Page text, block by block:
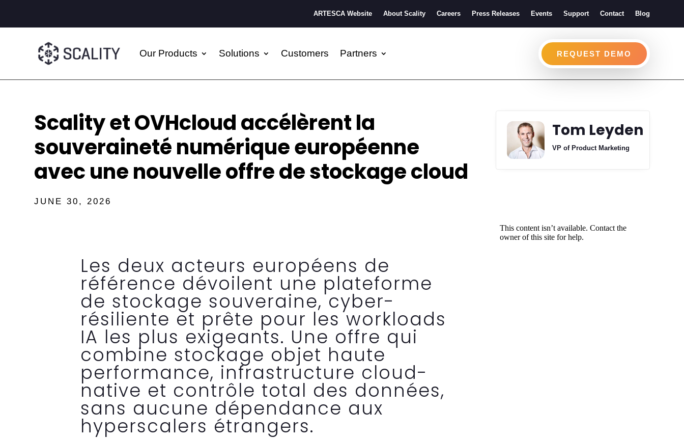
ARTESCA Website About Scality Careers Press Releases Events Support Contact Blog
Our Products Solutions Customers Partners REQUEST DEMO
Scality et OVHcloud accélèrent la
souveraineté numérique européenne
avec une nouvelle offre de stockage cloud
JUNE 30, 2026
Tom Leyden
VP of Product Marketing
Les deux acteurs européens de
référence dévoilent une plateforme
de stockage souveraine, cyber-
résiliente et prête pour les workloads
IA les plus exigeants. Une offre qui
combine stockage objet haute
performance, infrastructure cloud-
native et contrôle total des données,
sans aucune dépendance aux
hyperscalers étrangers.